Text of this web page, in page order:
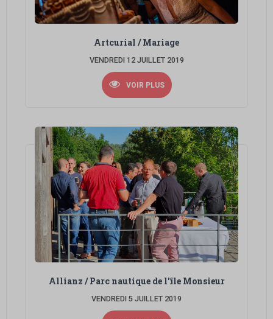
Artcurial / Mariage
VENDREDI 12 JUILLET 2019
VOIR PLUS
Allianz / Parc nautique de l'île Monsieur
VENDREDI 5 JUILLET 2019